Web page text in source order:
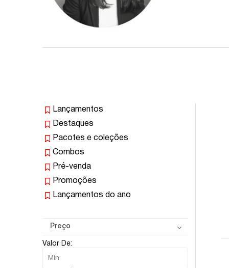
Lançamentos
Destaques
Pacotes e coleções
Combos
Pré-venda
Promoções
Lançamentos do ano
Preço
Valor De: